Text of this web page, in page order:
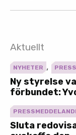
Aktuellt
NYHETER ,
Ny styrelse
förbundet:
Sluta